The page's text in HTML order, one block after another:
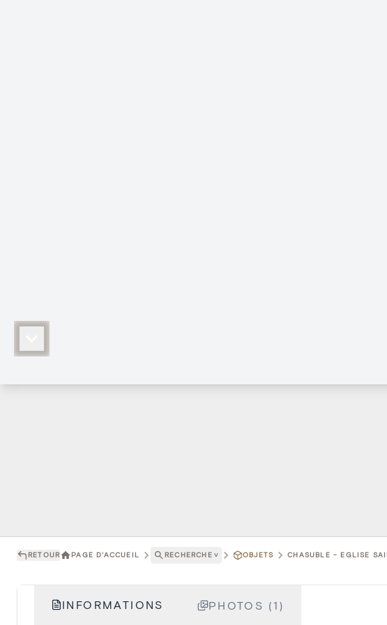
RETOUR PAGE D'ACCUEIL RECHERCHE ˅ OBJETS CHASUBLE - EGLISE
INFORMATIONS PHOTOS (1)